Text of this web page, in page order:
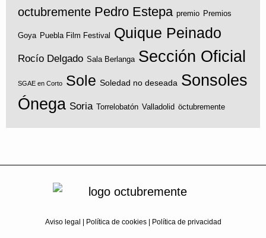
octubremente Pedro Estepa premio Premios
Goya Puebla Film Festival Quique Peinado
Rocío Delgado Sala Berlanga Sección Oficial
SGAE en Corto Sole Soledad no deseada Sonsoles
Ónega Soria Torrelobatón Valladolid öctubremente
Aviso legal | Política de cookies| Política de privacidad